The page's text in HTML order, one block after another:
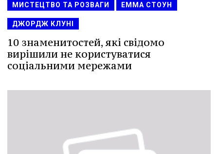
МИСТЕЦТВО ТА РОЗВАГИ ЕММА СТОУН
ДЖОРДЖ КЛУНІ
10 знаменитостей, які свідомо
вирішили не користуватися
соціальними мережами